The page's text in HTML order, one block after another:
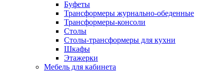
Буфеты
Трансформеры журнально-обеденные
Трансформеры-консоли
Столы
Столы-трансформеры для кухни
Шкафы
Этажерки
Мебель для кабинета